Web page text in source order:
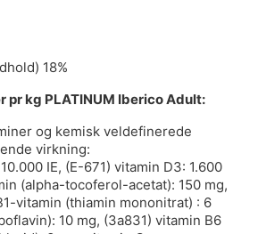
18%
kg PLATINUM Iberico Adult:
og kemisk veldefinerede
virkning:
IE, (E-671) vitamin D3: 1.600
(alpha-tocoferol-acetat): 150 mg,
vitamin (thiamin mononitrat) : 6
10 mg, (3a831) vitamin B6